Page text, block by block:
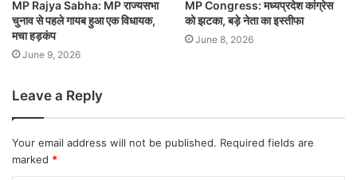
MP Rajya Sabha: MP राज्यसभा
चुनाव से पहले गायब हुआ एक विधायक,
मचा हड़कंप
June 9, 2026
MP Congress: मध्यप्रदेश कांग्रेस
को झटका, बड़े नेता का इस्तीफा
June 8, 2026
Leave a Reply
Your email address will not be published. Required fields are
marked *